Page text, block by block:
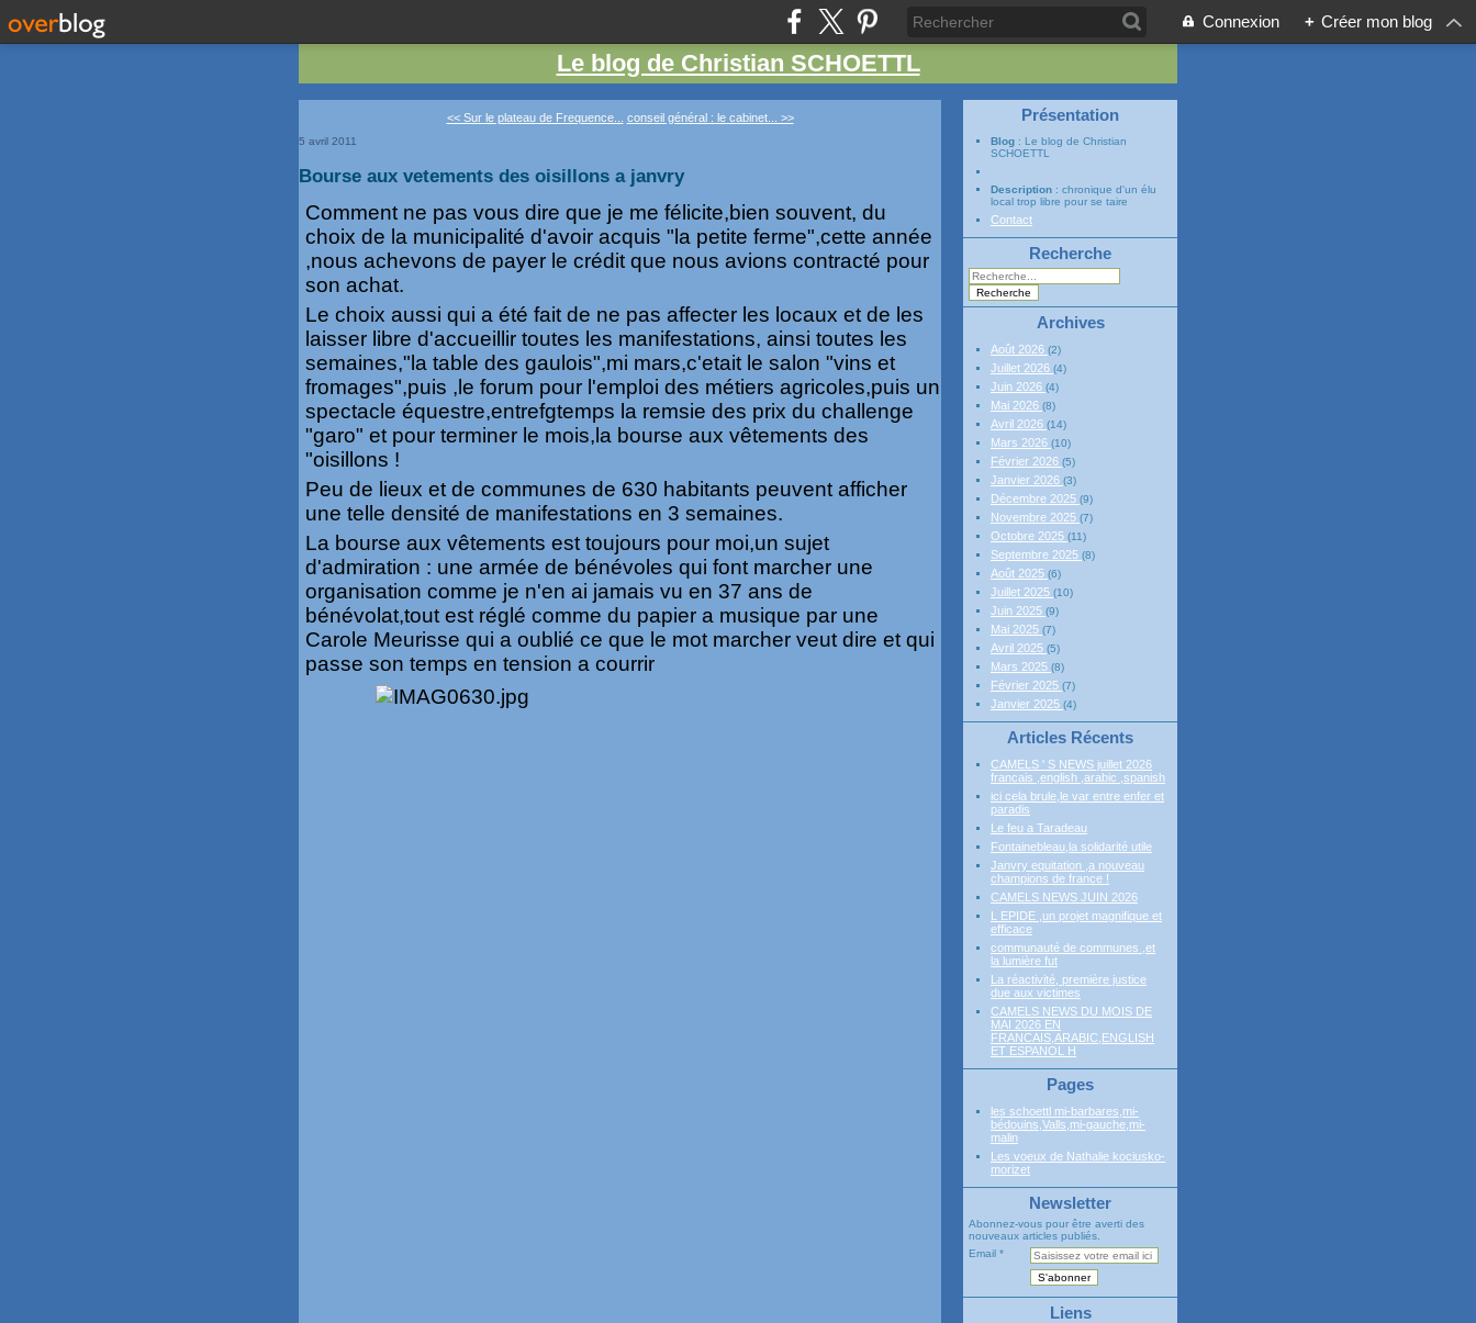
Connexion + Créer mon blog
Le blog de Christian SCHOETTL
<< Sur le plateau de Frequence... conseil général : le cabinet... >>
5 avril 2011
Bourse aux vetements des oisillons a janvry
Comment ne pas vous dire que je me félicite,bien souvent, du
choix de la municipalité d'avoir acquis "la petite ferme",cette année
,nous achevons de payer le crédit que nous avions contracté pour
son achat.
Le choix aussi qui a été fait de ne pas affecter les locaux et de les
laisser libre d'accueillir toutes les manifestations, ainsi toutes les
semaines,"la table des gaulois",mi mars,c'etait le salon "vins et
fromages",puis ,le forum pour l'emploi des métiers agricoles,puis un
spectacle équestre,entrefgtemps la remsie des prix du challenge
"garo" et pour terminer le mois,la bourse aux vêtements des
"oisillons !
Peu de lieux et de communes de 630 habitants peuvent afficher
une telle densité de manifestations en 3 semaines.
La bourse aux vêtements est toujours pour moi,un sujet
d'admiration : une armée de bénévoles qui font marcher une
organisation comme je n'en ai jamais vu en 37 ans de
bénévolat,tout est réglé comme du papier a musique par une
Carole Meurisse qui a oublié ce que le mot marcher veut dire et qui
passe son temps en tension a courrir
Présentation
Blog : Le blog de Christian
SCHOETTL
Description : chronique d'un élu
local trop libre pour se taire
Contact
Recherche
Archives
Août 2026 (2)
Juillet 2026 (4)
Juin 2026 (4)
Mai 2026 (8)
Avril 2026 (14)
Mars 2026 (10)
Février 2026 (5)
Janvier 2026 (3)
Décembre 2025 (9)
Novembre 2025 (7)
Octobre 2025 (11)
Septembre 2025 (8)
Août 2025 (6)
Juillet 2025 (10)
Juin 2025 (9)
Mai 2025 (7)
Avril 2025 (5)
Mars 2025 (8)
Février 2025 (7)
Janvier 2025 (4)
Articles Récents
CAMELS ' S NEWS juillet 2026
francais ,english ,arabic ,spanish
ici cela brule,le var entre enfer et
paradis
Le feu a Taradeau
Fontainebleau,la solidarité utile
Janvry equitation ,a nouveau
champions de france !
CAMELS NEWS JUIN 2026
L EPIDE ,un projet magnifique et
efficace
communauté de communes ,et
la lumière fut
La réactivité, première justice
due aux victimes
CAMELS NEWS DU MOIS DE
MAI 2026 EN
FRANCAIS,ARABIC,ENGLISH
ET ESPANOL H
Pages
les schoettl mi-barbares,mi-
bédouins,Valls,mi-gauche,mi-
malin
Les voeux de Nathalie kociusko-
morizet
Newsletter
Abonnez-vous pour être averti des
nouveaux articles publiés.
Email
Liens